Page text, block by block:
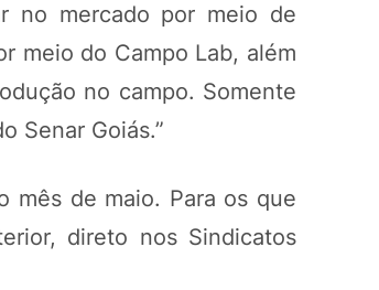
no mercado por meio de
meio do Campo Lab, além
no campo. Somente
Senar Goiás.”
mês de maio. Para os que
direto nos Sindicatos